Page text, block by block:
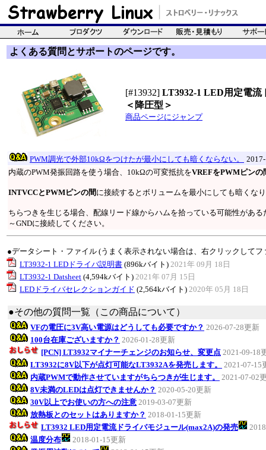
よくある質問とサポートのページです。
[#13932] LT3932-1 LED用定電流
＜降圧型＞
商品ページにジャンプ
PWM調光で外部10kΩをつけたが最小にしても暗くならない。
内蔵のPWM発振回路を使う場合、10kΩの可変抵抗をVREFをPWMピンの
INTVCCとPWMピンの間 に接続するとボリュームを最小にしても暗くな
ちらつきを生じる場合、配線リード線からハムを拾っている可能性があ
～GNDに接続してください。
●データシート・ファイル (うまく表示されない場合は、右クリックして
LT3932-1 LEDドライバ説明書 (896kバイト) 2021年 09月 18日
LT3932-1 Datsheet (4,594kバイト) 2021年 07月 15日
LEDドライバセレクションガイド (2,564kバイト) 2020年 05月 18日
●その他の質問一覧（この商品について）
VFの電圧に3V高い電源はどうしても必要ですか？ 2026-07-28更新
100台在庫ございますか？ 2026-01-28更新
[PCN] LT3932マイナーチェンジのお知らせ、変更点 2021-09-18
LT3932に8V以下が点灯可能なLT3932Aを発売します。
2021-07-15
内蔵PWMで動作させていますがちらつきが生じます。
2021-07-02
8V未満のLEDは点灯できませんか？ 2020-05-20更新
30V以上でお使いの方への注意 2019-03-07更新
放熱板とのセットはありますか？ 2018-01-15更新
LT3932 LED用定電流ドライバモジュール(max2A)の発売
温度分布
2018-01-15更新